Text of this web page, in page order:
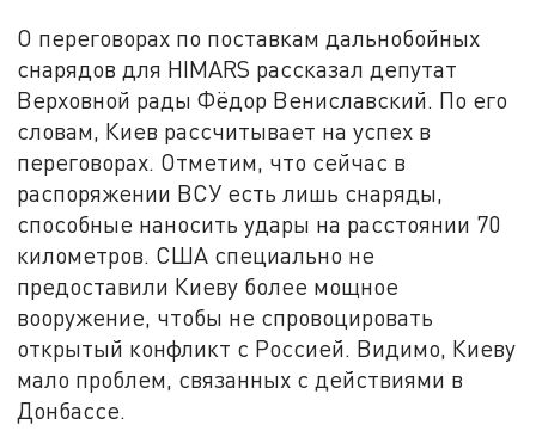
О переговорах по поставкам дальнобойных
снарядов для HIMARS рассказал депутат
Верховной рады Фёдор Вениславский. По его
словам, Киев рассчитывает на успех в
переговорах. Отметим, что сейчас в
распоряжении ВСУ есть лишь снаряды,
способные наносить удары на расстоянии 70
километров. США специально не
предоставили Киеву более мощное
вооружение, чтобы не спровоцировать
открытый конфликт с Россией. Видимо, Киеву
мало проблем, связанных с действиями в
Донбассе.